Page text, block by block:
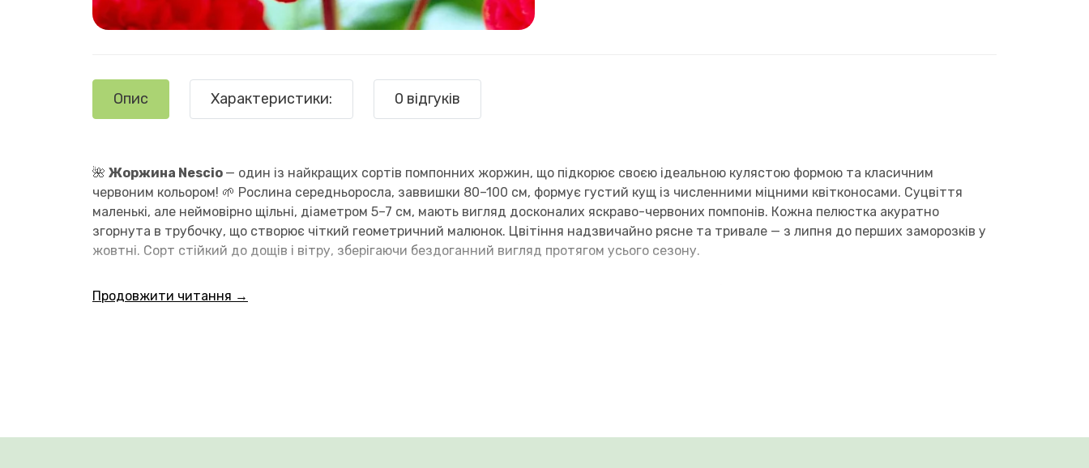
Опис Характеристики: 0 відгуків
🌺 Жоржина Nescio — один із найкращих сортів помпонних жоржин, що підкорює своєю ідеальною кулястою формою та класичним
червоним кольором! 🌱 Рослина середньоросла, заввишки 80–100 см, формує густий кущ із численними міцними квітконосами. Суцвіття
маленькі, але неймовірно щільні, діаметром 5–7 см, мають вигляд досконалих яскраво-червоних помпонів. Кожна пелюстка акуратно
згорнута в трубочку, що створює чіткий геометричний малюнок. Цвітіння надзвичайно рясне та тривале — з липня до перших заморозків у
жовтні. Сорт стійкий до дощів і вітру, зберігаючи бездоганний вигляд протягом усього сезону.
Продовжити читання →